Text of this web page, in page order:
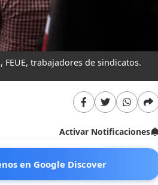
trabajadores de sindicatos.
Activar Notificaciones
en Google Discover